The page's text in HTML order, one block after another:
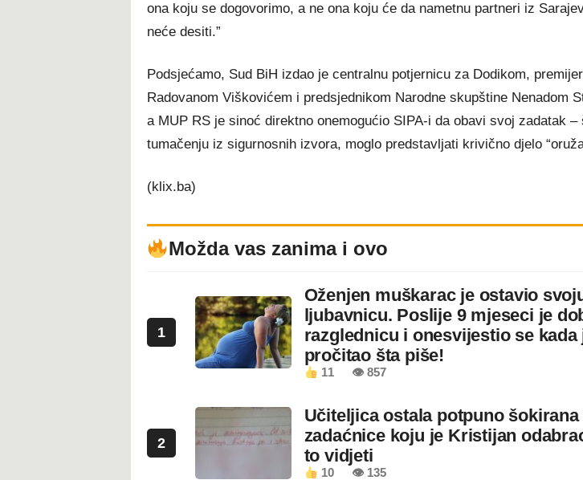
ona koju se dogovorimo, a ne ona koju će da nametnu partneri iz
neće desiti.”
Podsjećamo, Sud BiH izdao je centralnu potjernicu za Dodikom,
Radovanom Viškovićem i predsjednikom Narodne skupštine Nenadom
a MUP RS je sinoć direktno onemogućio SIPA-i da obavi svoj zadatak –
tumačenju iz sigurnosnih izvora, moglo predstavljati krivično djelo
(klix.ba)
Možda vas zanima i ovo
1
Oženjen muškarac je ostavio
ljubavnicu. Poslije 9 mjeseci je
razglednicu i onesvijestio se kada
pročitao šta piše!
11 👁 857
2
Učiteljica ostala potpuno
zadaćnice koju je Kristijan
to vidjeti
10 👁 135